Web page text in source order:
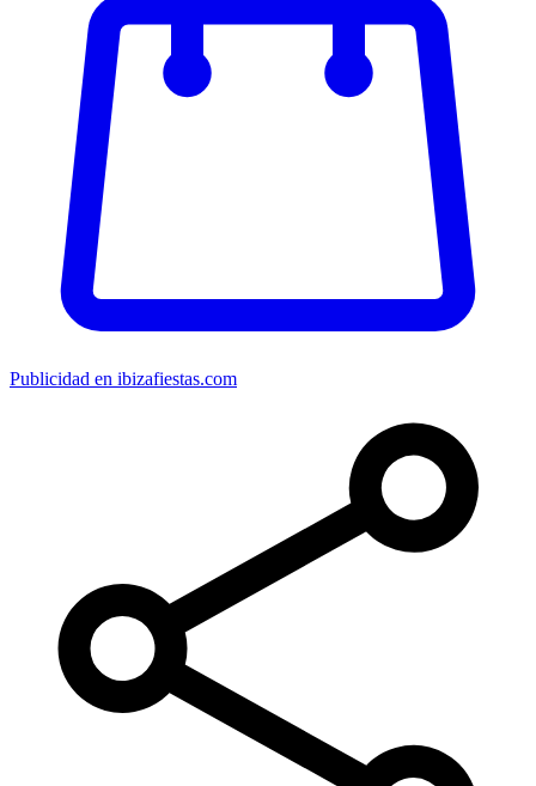
Publicidad en ibizafiestas.com